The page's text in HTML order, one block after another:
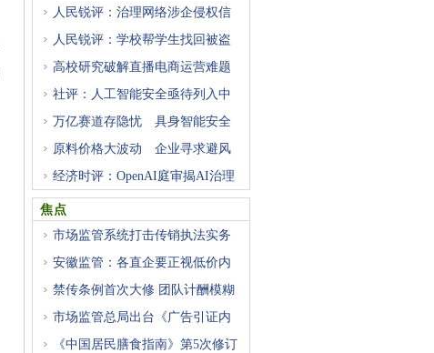
人民锐评：治理网络涉企侵权信
人民锐评：学校帮学生找回被盗
高校研究破解直播电商运营难题
社评：人工智能安全亟待列入中
万亿赛道存隐忧 具身智能安全
原料价格大波动 企业寻求避风
经济时评：OpenAI庭审揭AI治理
困
焦点
市场监管系统打击传销执法实务
安徽监管：各直企要正视低价内
禁传条例首次大修 团队计酬模糊
市场监管总局出台《广告引证内
《中国居民膳食指南》第5次修订